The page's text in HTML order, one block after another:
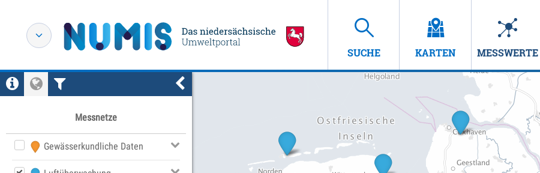
SUCHE KARTEN MESSWERTE